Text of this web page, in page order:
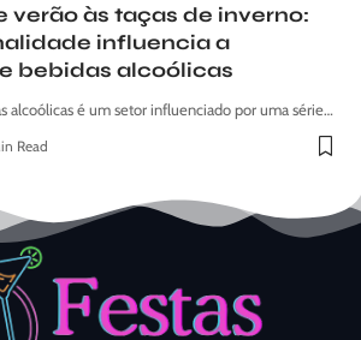
verão às taças de inverno:
influencia a
bebidas alcoólicas
alcoólicas é um setor influenciado por uma série…
Read